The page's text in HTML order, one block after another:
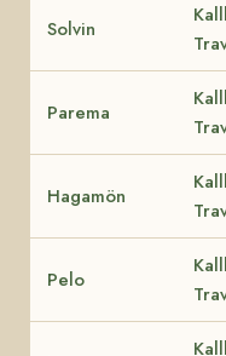
Solvin
Parema
Hagamön
Pelo